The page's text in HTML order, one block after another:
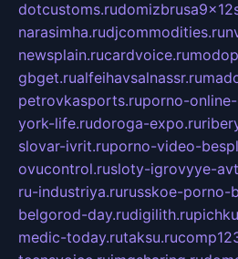
dotcustoms.ru
narasimha.rudjcommodities.ru
newsplain.rucardvoice.ru
gbget.rualfeihavsalnassr.ru
petrovkasports.ruporno-
york-life.rudoroga-expo.ru
slovar-ivrit.ruporno-video-
ovucontrol.rusloty-igrovyye-
ru-industriya.rurusskoe-porno-
belgorod-day.rudigilith.ru
medic-today.rutaksu.ru